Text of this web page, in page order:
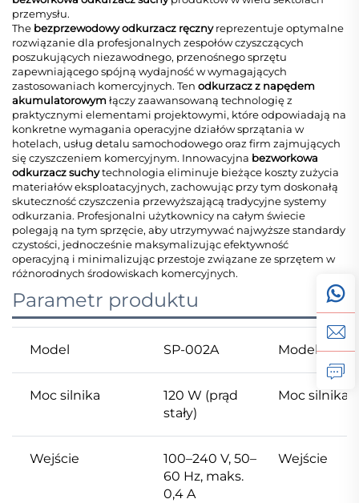
przemysłu.
The bezprzewodowy odkurzacz ręcznyreprezentuje optymalne
rozwiązanie dla profesjonalnych zespołów czyszczących
poszukujących niezawodnego, przenośnego sprzętu
zapewniającego spójną wydajność w wymagających
zastosowaniach komercyjnych. Ten odkurzacz z napędem
akumulatorowymłączy zaawansowaną technologię z
praktycznymi elementami projektowymi, które odpowiadają na
konkretne wymagania operacyjne działów sprzątania w
hotelach, usług detalu samochodowego oraz firm zajmujących
się czyszczeniem komercyjnym. Innowacyjna bezworkowa
odkurzacz suchytechnologia eliminuje bieżące koszty zużycia
materiałów eksploatacyjnych, zachowując przy tym doskonałą
skuteczność czyszczenia przewyższającą tradycyjne systemy
odkurzania. Profesjonalni użytkownicy na całym świecie
polegają na tym sprzęcie, aby utrzymywać najwyższe standardy
czystości, jednocześnie maksymalizując efektywność
operacyjną i minimalizując przestoje związane ze sprzętem w
różnorodnych środowiskach komercyjnych.
Parametr produktu
Model SP-002A Model
Moc silnika
120 W (prąd
stały)
Moc silnika
Wejście
100–240 V, 50–
60 Hz, maks.
0,4 A
Wejście